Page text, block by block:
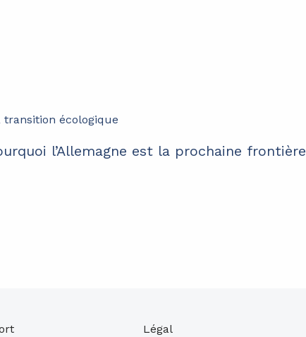
l’Allemagne est la prochaine frontière
Légal